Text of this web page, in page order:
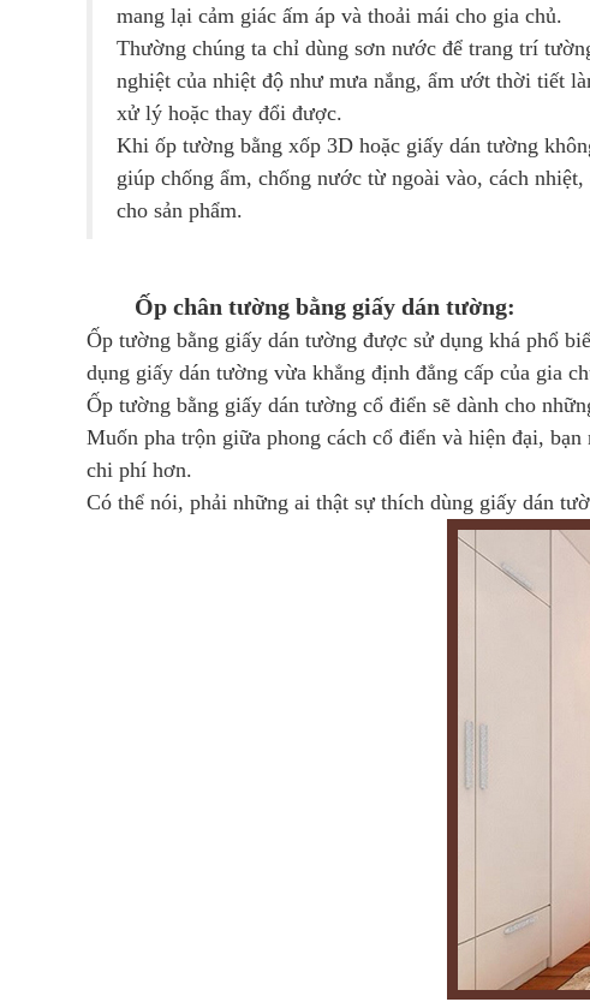
mang lại cảm giác ấm áp và thoải mái cho gia chủ.
Thường chúng ta chỉ dùng sơn nước để trang trí
nghiệt của nhiệt độ như mưa nắng, ẩm ướt thời tiết
xử lý hoặc thay đổi được.
Khi ốp tường bằng xốp 3D hoặc giấy dán tường
giúp chống ẩm, chống nước từ ngoài vào, cách
cho sản phẩm.
Ốp chân tường bằng giấy dán tường:
Ốp tường bằng giấy dán tường được sử dụng khá phổ
dụng giấy dán tường vừa khẳng định đẳng cấp của gia
Ốp tường bằng giấy dán tường cổ điển sẽ dành cho
Muốn pha trộn giữa phong cách cổ điển và hiện đại,
chi phí hơn.
Có thể nói, phải những ai thật sự thích dùng giấy dán